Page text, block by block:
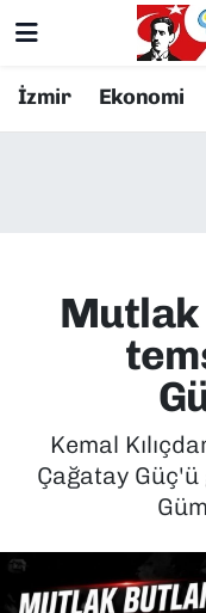
İzmir Ekonomi
Mutlak
Kemal
Çağatay
Resmi İlanlar
EKONOMİ
KÜLTÜR
MAGAZİN
POLİTİKA
SAĞLIK
Konak Nöbetçi
Süper Lig
Tüm
Son Dakika
Haber Arşivi